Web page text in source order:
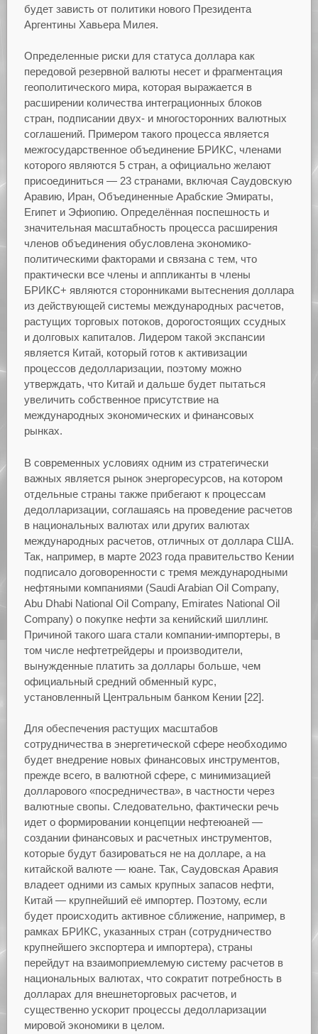
будет зависть от политики нового Президента
Аргентины Хавьера Милея.
Определенные риски для статуса доллара как
передовой резервной валюты несет и фрагментация
геополитического мира, которая выражается в
расширении количества интеграционных блоков
стран, подписании двух- и многосторонних валютных
соглашений. Примером такого процесса является
межгосударственное объединение БРИКС, членами
которого являются 5 стран, а официально желают
присоединиться — 23 странами, включая Саудовскую
Аравию, Иран, Объединенные Арабские Эмираты,
Египет и Эфиопию. Определённая поспешность и
значительная масштабность процесса расширения
членов объединения обусловлена экономико-
политическими факторами и связана с тем, что
практически все члены и аппликанты в члены
БРИКС+ являются сторонниками вытеснения доллара
из действующей системы международных расчетов,
растущих торговых потоков, дорогостоящих ссудных
и долговых капиталов. Лидером такой экспансии
является Китай, который готов к активизации
процессов дедолларизации, поэтому можно
утверждать, что Китай и дальше будет пытаться
увеличить собственное присутствие на
международных экономических и финансовых
рынках.
В современных условиях одним из стратегически
важных является рынок энергоресурсов, на котором
отдельные страны также прибегают к процессам
дедолларизации, соглашаясь на проведение расчетов
в национальных валютах или других валютах
международных расчетов, отличных от доллара США.
Так, например, в марте 2023 года правительство Кении
подписало договоренности с тремя международными
нефтяными компаниями (Saudi Arabian Oil Company,
Abu Dhabi National Oil Company, Emirates National Oil
Company) о покупке нефти за кенийский шиллинг.
Причиной такого шага стали компании-импортеры, в
том числе нефтетрейдеры и производители,
вынужденные платить за доллары больше, чем
официальный средний обменный курс,
установленный Центральным банком Кении [22].
Для обеспечения растущих масштабов
сотрудничества в энергетической сфере необходимо
будет внедрение новых финансовых инструментов,
прежде всего, в валютной сфере, с минимизацией
долларового «посредничества», в частности через
валютные свопы. Следовательно, фактически речь
идет о формировании концепции нефтеюаней —
создании финансовых и расчетных инструментов,
которые будут базироваться не на долларе, а на
китайской валюте — юане. Так, Саудовская Аравия
владеет одними из самых крупных запасов нефти,
Китай — крупнейший её импортер. Поэтому, если
будет происходить активное сближение, например, в
рамках БРИКС, указанных стран (сотрудничество
крупнейшего экспортера и импортера), страны
перейдут на взаимоприемлемую систему расчетов в
национальных валютах, что сократит потребность в
долларах для внешнеторговых расчетов, и
существенно ускорит процессы дедолларизации
мировой экономики в целом.